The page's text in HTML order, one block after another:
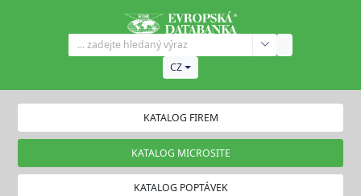
CZ
KATALOG FIREM
KATALOG MICROSITE
KATALOG POPTÁVEK